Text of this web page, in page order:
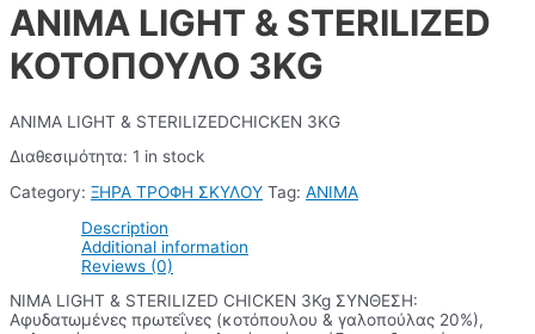
ANIMA LIGHT & STERILIZED
ΚΟΤΟΠΟΥΛΟ 3KG
ANIMA LIGHT & STERILIZEDCHICKEN 3KG
Διαθεσιμότητα: 1 in stock
Category: ΞΗΡΑ ΤΡΟΦΗ ΣΚΥΛΟΥ Tag: ANIMA
Description
Additional information
Reviews (0)
NIMA LIGHT & STERILIZED CHICKEN 3Kg ΣΥΝΘΕΣΗ:
Αφυδατωμένες πρωτεΐνες (κοτόπουλου & γαλοπούλας 20%),